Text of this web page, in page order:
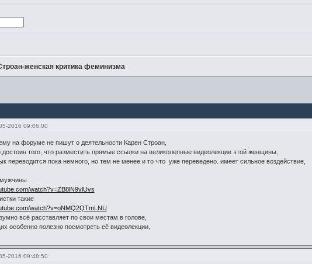
женская критика феминизма
2016 09:06:00
на форуме не пишут о деятельности Карен Строан,
достоин того, что разместить прямые ссылки на великолепные видеолекции этой женщины,
переводится пока немного, но тем не менее и то что уже переведено. имеет сильное воздействие,
watch?v=ZB8lN9vlUvs
такие
watch?v=oNMQ2QTmLNU
всё расставляет по свои местам в голове,
особенно полезно посмотреть её видеолекции,
2016 09:48:50